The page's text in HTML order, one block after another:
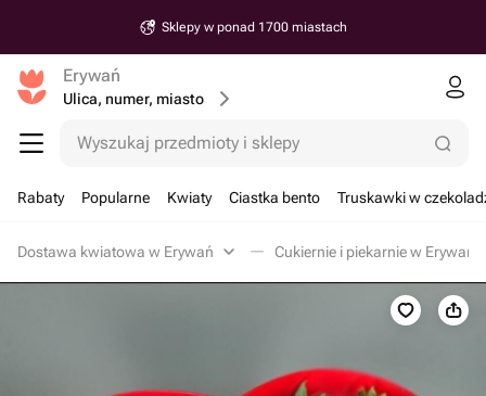
Sklepy w ponad 1700 miastach
Erywań
Ulica, numer, miasto
Wyszukaj przedmioty i sklepy
Rabaty Popularne Kwiaty Ciastka bento Truskawki w
Dostawa kwiatowa w Erywań Cukiernie i piekarnie w Erywań